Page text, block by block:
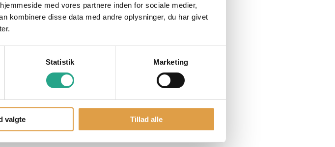
med vores partnere inden for sociale medier,
kombinere disse data med andre oplysninger, du har givet
Statistik Marketing
valgte Tillad alle